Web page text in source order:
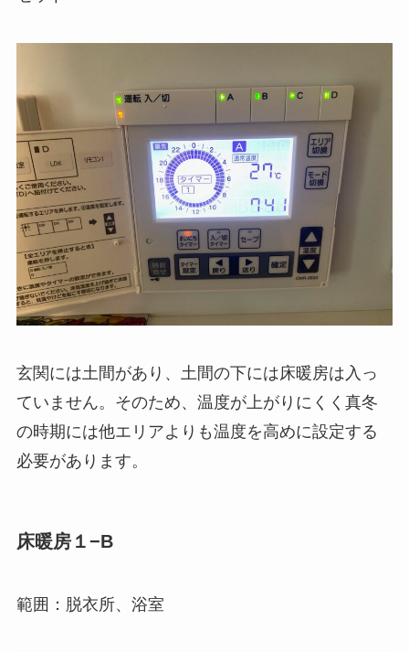
玄関には土間があり、土間の下には床暖房は入っ
ていません。そのため、温度が上がりにくく真冬
の時期には他エリアよりも温度を高めに設定する
必要があります。
床暖房１−B
範囲：脱衣所、浴室